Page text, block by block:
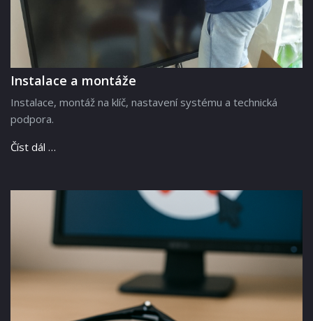
Instalace a montáže
Instalace, montáž na klíč, nastavení systému a technická
podpora.
Číst dál …